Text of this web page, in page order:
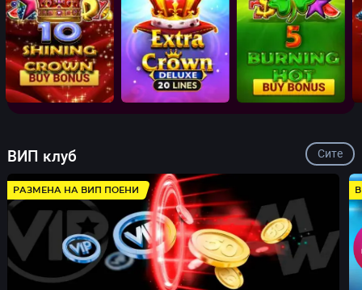
ВИП клуб Сите
РАЗМЕНА НА ВИП ПОЕНИ